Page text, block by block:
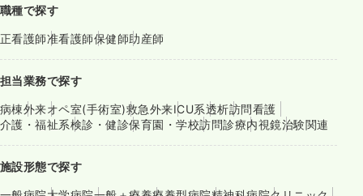
職種で探す
正看護師准看護師保健師助産師
担当業務で探す
病棟外来オペ室(手術室)救急外来ICU系透析訪問看護
介護・福祉系検診・健診保育園・学校訪問診療内視鏡治験関連
施設形態で探す